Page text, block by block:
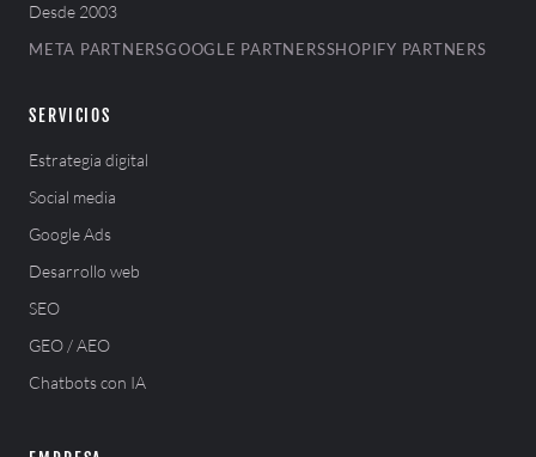
Desde 2003
META PARTNERSGOOGLE PARTNERSSHOPIFY PARTNERS
SERVICIOS
Estrategia digital
Social media
Google Ads
Desarrollo web
SEO
GEO / AEO
Chatbots con IA